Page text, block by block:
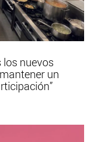
los nuevos
un